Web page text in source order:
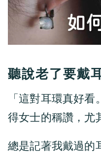
聽說老了要戴
「這對耳環真好
得女士的稱讚，尤
總是記著我戴過的